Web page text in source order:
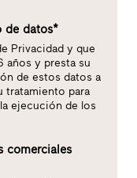
de datos*
Privacidad y que
años y presta su
de estos datos a
tratamiento para
ejecución de los
comerciales